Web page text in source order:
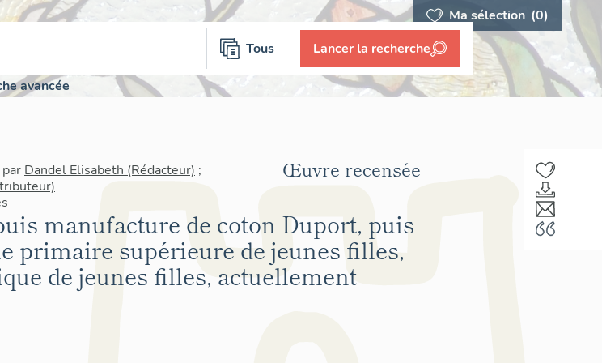
Ma sélection (0)
Tous Lancer la recherche
avancée
Dandel Elisabeth (Rédacteur) ;
manufacture de coton Duport, puis
primaire supérieure de jeunes filles,
de jeunes filles, actuellement
Œuvre recensée